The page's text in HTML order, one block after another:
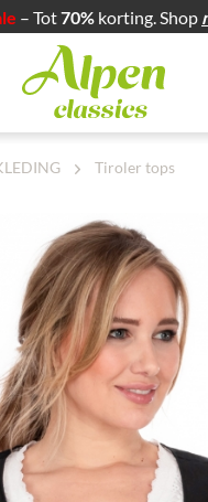
– Tot70% korting. Shop
Zum Hauptbereich
Tiroler tops